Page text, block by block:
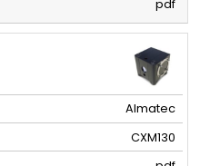
pdf
Almatec
CXM130